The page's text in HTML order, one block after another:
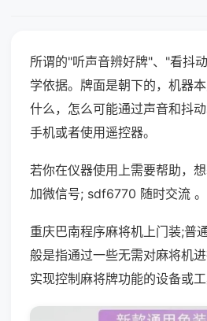
所谓的"听声音辨好牌"、"看抖
学依据。牌面是朝下的，机器
什么，怎么可能通过声音和抖
手机或者使用遥控器。
若你在仪器使用上需要帮助，
加微信号; sdf6770 随时交流 。
重庆巴南程序麻将机上门装;普
般是指通过一些无需对麻将机
实现控制麻将牌功能的设备或工